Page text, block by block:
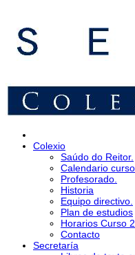
Colexio
Saúdo do Reitor.
Calendario
Profesorado.
Historia
Equipo directivo.
Plan de estudios
Horarios Curso
Contacto
Secretaría